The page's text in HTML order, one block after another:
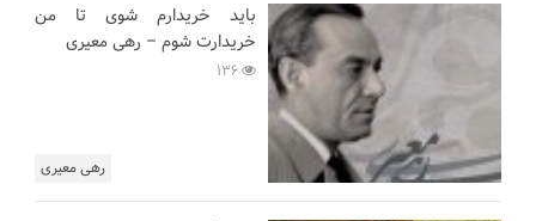
رهی معیری
باید خریدارم شوی تا من
خریدارت شوم – رهی معیری